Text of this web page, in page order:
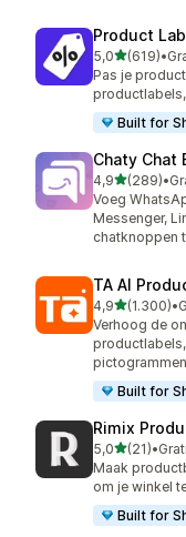
Product
5,0van 5
(619)
619 recensies
•
Pas je
Built for
Chaty Chat
4,9van 5
(289)
289 •
Voeg
Messenger,
chatknoppen
TA AI
4,9van 5
(1.300)
1300 •
Verhoog de
pictogrammen
Built for
Rimix
5,0van 5
(21)
21 recensies
•
Maak
om je winkel
Built for